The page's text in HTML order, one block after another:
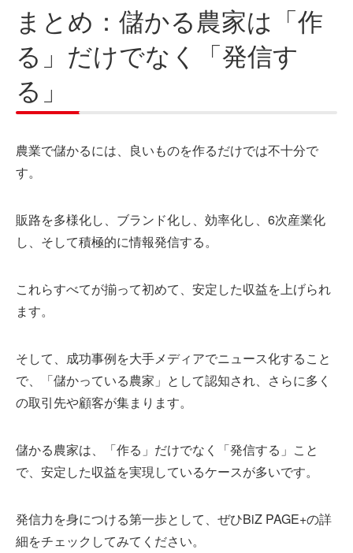
まとめ：儲かる農家は「作
る」だけでなく「発信す
る」
農業で儲かるには、良いものを作るだけでは不十分で
す。
販路を多様化し、ブランド化し、効率化し、6次産業化
し、そして積極的に情報発信する。
これらすべてが揃って初めて、安定した収益を上げられ
ます。
そして、成功事例を大手メディアでニュース化すること
で、「儲かっている農家」として認知され、さらに多く
の取引先や顧客が集まります。
儲かる農家は、「作る」だけでなく「発信する」こと
で、安定した収益を実現しているケースが多いです。
発信力を身につける第一歩として、ぜひBiZ PAGE+の詳
細をチェックしてみてください。